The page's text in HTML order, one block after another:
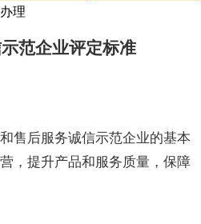
理
范企业评定标准
售后服务诚信示范企业的基本
，提升产品和服务质量，保障